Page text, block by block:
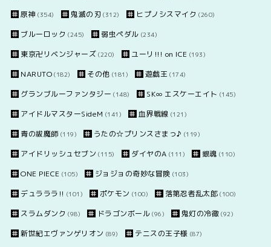
原神 (354) 鬼滅の刃 (312) ヒプノシスマイク (260)
ブルーロック (245) 弱虫ペダル (234)
東京卍リベンジャーズ (220) ユーリ!!! on ICE (193)
NARUTO (182) その他 (181) 遊戯王 (174)
グランブルーファンタジー (148) SK∞ エスケーエイト (145)
アイドルマスターSideM (141) 血界戦線 (121)
青の祓魔師 (119) うたの☆プリンスさまっ♪ (119)
アイドリッシュセブン (115) ダイヤのA (111) 銀魂 (110)
ONE PIECE (105) ジョジョの奇妙な冒険 (103)
デュラララ!! (101) ポケモン (100) 落第忍者乱太郎 (100)
スラムダンク (98) ドラゴンボール (96) 鬼灯の冷徹 (92)
新世紀エヴァンゲリオン (89) テニスの王子様 (87)